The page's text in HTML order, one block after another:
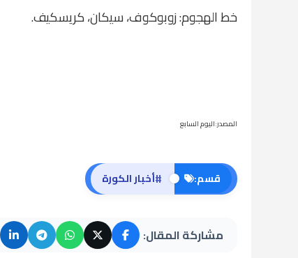
خط الهجوم: زوبوكوف، سيكان، كريسكيف.
المصدر:اليوم السابع
قسم: #أخبار الكورة
مشاركة المقال: